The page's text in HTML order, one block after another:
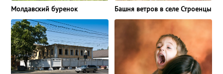
Молдавский буренок Башня ветров в селе Строенцы